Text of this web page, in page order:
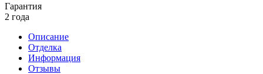
Гарантия
2 года
Описание
Отделка
Информация
Отзывы